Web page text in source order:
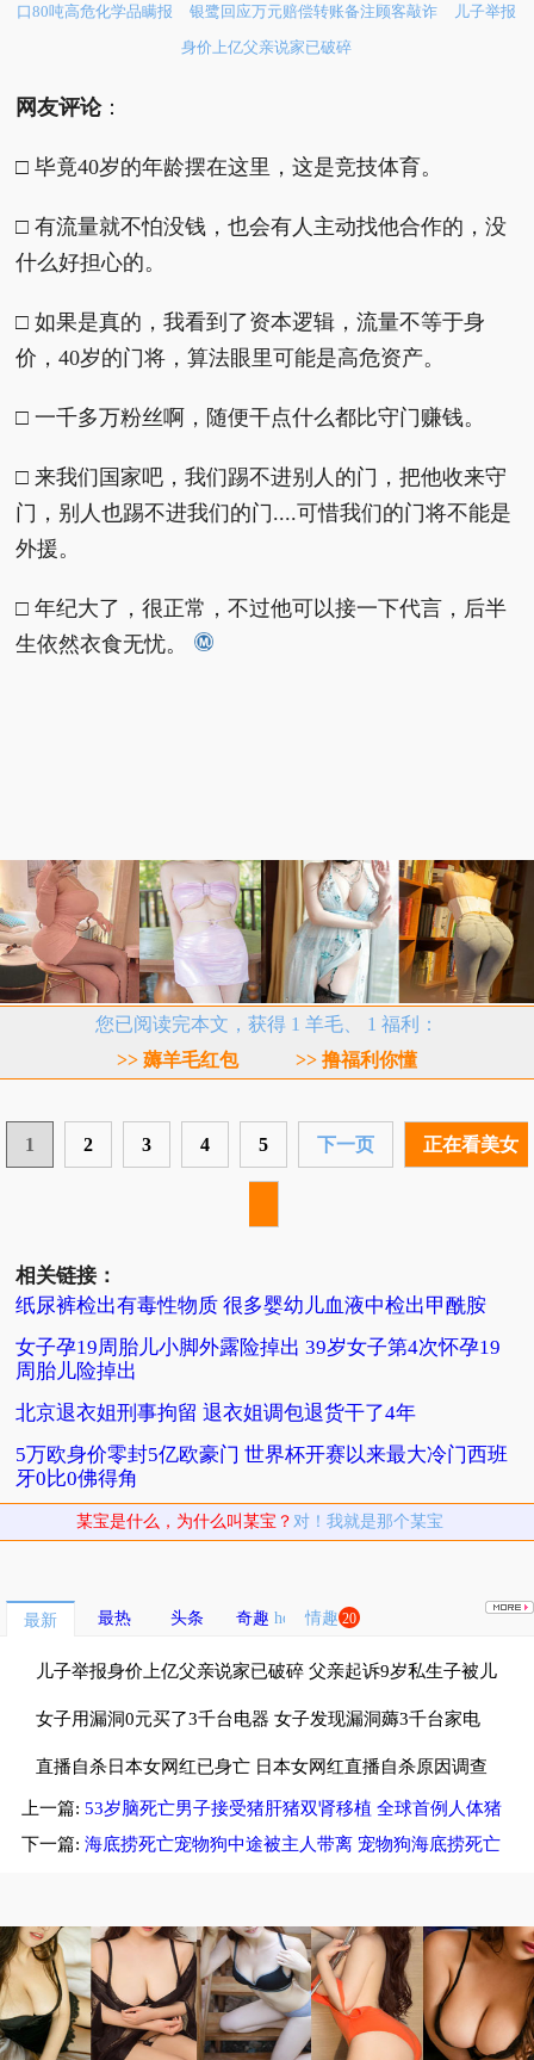
口80吨高危化学品瞒报 银鹭回应万元赔偿转账备注顾客敲诈
儿子举报
身价上亿父亲说家已破碎
网友评论：
□ 毕竟40岁的年龄摆在这里，这是竞技体育。
□ 有流量就不怕没钱，也会有人主动找他合作的，没
什么好担心的。
□ 如果是真的，我看到了资本逻辑，流量不等于身
价，40岁的门将，算法眼里可能是高危资产。
□ 一千多万粉丝啊，随便干点什么都比守门赚钱。
□ 来我们国家吧，我们踢不进别人的门，把他收来守
门，别人也踢不进我们的门....可惜我们的门将不能是
外援。
□ 年纪大了，很正常，不过他可以接一下代言，后半
生依然衣食无忧。
您已阅读完本文，获得 1 羊毛、 1 福利：
>> 薅羊毛红包
>> 撸福利你懂
1 2 3 4 5 下一页 正在看美女
相关链接：
纸尿裤检出有毒性物质 很多婴幼儿血液中检出甲酰胺
女子孕19周胎儿小脚外露险掉出 39岁女子第4次怀孕19
周胎儿险掉出
北京退衣姐刑事拘留 退衣姐调包退货干了4年
5万欧身价零封5亿欧豪门 世界杯开赛以来最大冷门西班
牙0比0佛得角
某宝是什么，为什么叫某宝？ 对！我就是那个某宝
最新 最热 头条 奇趣 情趣 20
儿子举报身价上亿父亲说家已破碎 父亲起诉9岁私生子被儿
子斥畜生不如
女子用漏洞0元买了3千台电器 女子发现漏洞薅3千台家电
租仓库存放
直播自杀日本女网红已身亡 日本女网红直播自杀原因调查
中
上一篇: 53岁脑死亡男子接受猪肝猪双肾移植 全球首例人体猪
肝猪双肾联合移植
下一篇: 海底捞死亡宠物狗中途被主人带离 宠物狗海底捞死亡